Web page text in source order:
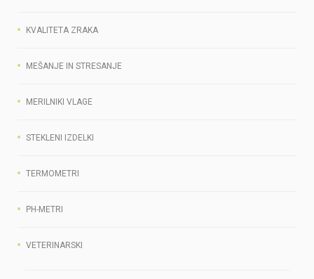
KVALITETA ZRAKA
MEŠANJE IN STRESANJE
MERILNIKI VLAGE
STEKLENI IZDELKI
TERMOMETRI
PH-METRI
VETERINARSKI